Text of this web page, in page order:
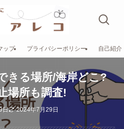
ップ プライバシーポリシー 自己紹介
きる場所/海岸どこ?
場所も調査!
日 2024年7月29日